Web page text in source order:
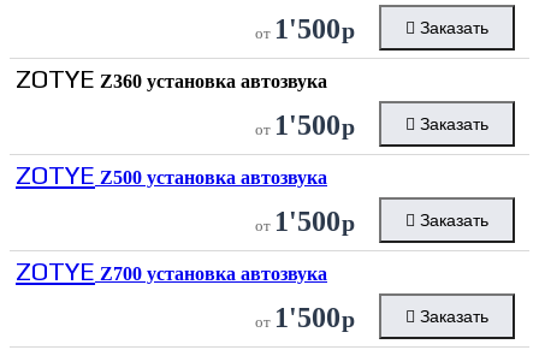
от 1'500р Заказать
ZOTYE Z360 установка автозвука
от 1'500р Заказать
ZOTYE Z500 установка автозвука
от 1'500р Заказать
ZOTYE Z700 установка автозвука
от 1'500р Заказать